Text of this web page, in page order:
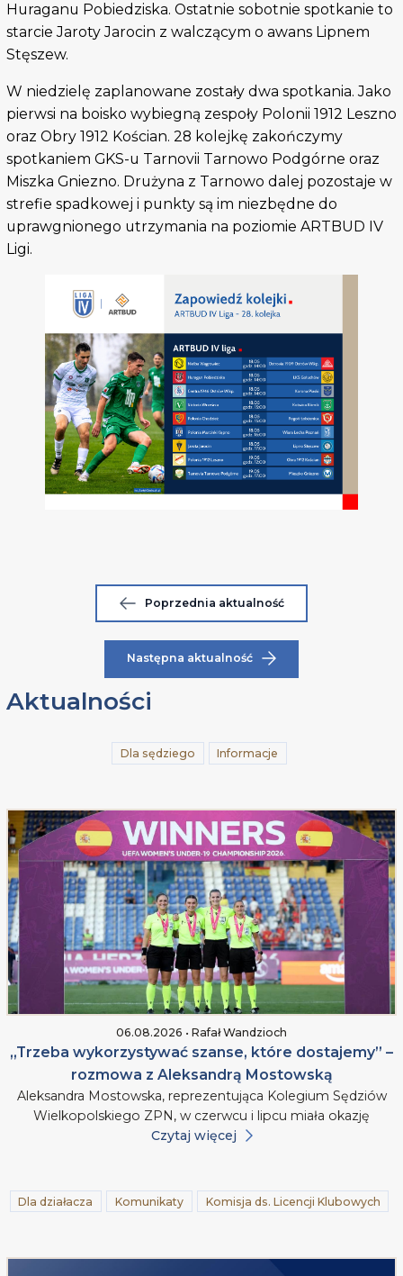
Huraganu Pobiedziska. Ostatnie sobotnie spotkanie to
starcie Jaroty Jarocin z walczącym o awans Lipnem
Stęszew.
W niedzielę zaplanowane zostały dwa spotkania. Jako
pierwsi na boisko wybiegną zespoły Polonii 1912 Leszno
oraz Obry 1912 Kościan. 28 kolejkę zakończymy
spotkaniem GKS-u Tarnovii Tarnowo Podgórne oraz
Miszka Gniezno. Drużyna z Tarnowo dalej pozostaje w
strefie spadkowej i punkty są im niezbędne do
uprawgnionego utrzymania na poziomie ARTBUD IV
Ligi.
Poprzednia aktualność
Następna aktualność
Aktualności
Dla sędziego Informacje
06.08.2026 • Rafał Wandzioch
„Trzeba wykorzystywać szanse, które dostajemy” –
rozmowa z Aleksandrą Mostowską
Aleksandra Mostowska, reprezentująca Kolegium Sędziów
Wielkopolskiego ZPN, w czerwcu i lipcu miała okazję
Czytaj więcej
Dla działacza Komunikaty Komisja ds. Licencji Klubowych